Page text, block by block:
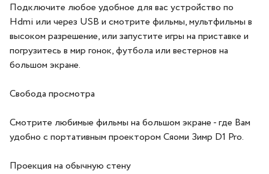
Подключите любое удобное для вас устройство по
Hdmi или через USB и смотрите фильмы, мультфильмы в
высоком разрешение, или запустите игры на приставке и
погрузитесь в мир гонок, футбола или вестернов на
большом экране.
Свобода просмотра
Смотрите любимые фильмы на большом экране - где Вам
удобно с портативным проектором Сяоми Зимр D1 Pro.
Проекция на обычную стену